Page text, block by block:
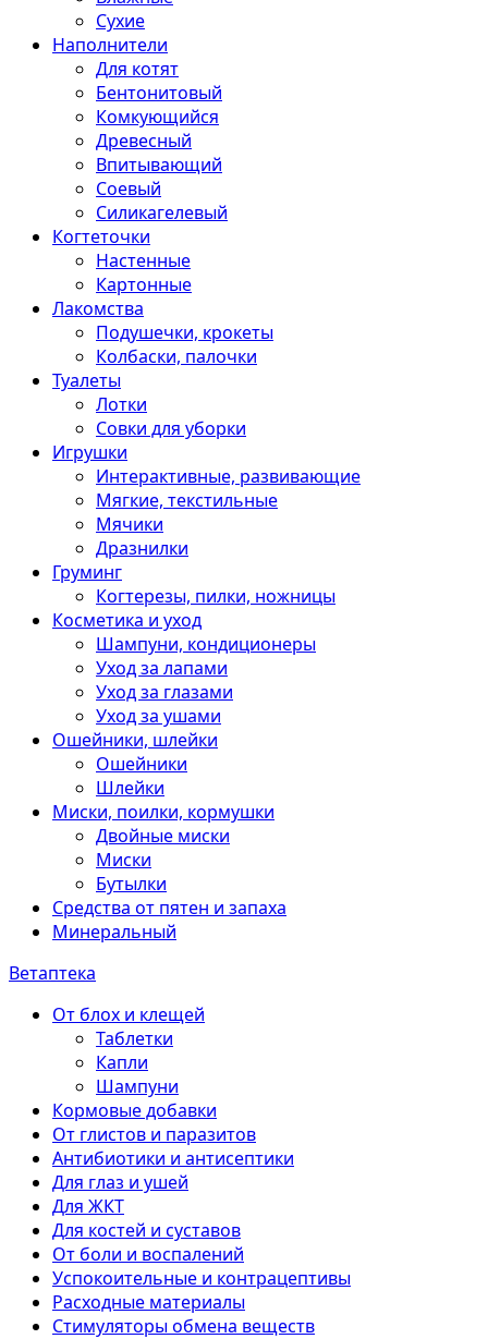
Сухие
Наполнители
Для котят
Бентонитовый
Комкующийся
Древесный
Впитывающий
Соевый
Силикагелевый
Когтеточки
Настенные
Картонные
Лакомства
Подушечки, крокеты
Колбаски, палочки
Туалеты
Лотки
Совки для уборки
Игрушки
Интерактивные, развивающие
Мягкие, текстильные
Мячики
Дразнилки
Груминг
Когтерезы, пилки, ножницы
Косметика и уход
Шампуни, кондиционеры
Уход за лапами
Уход за глазами
Уход за ушами
Ошейники, шлейки
Ошейники
Шлейки
Миски, поилки, кормушки
Двойные миски
Миски
Бутылки
Средства от пятен и запаха
Минеральный
Ветаптека
От блох и клещей
Таблетки
Капли
Шампуни
Кормовые добавки
От глистов и паразитов
Антибиотики и антисептики
Для глаз и ушей
Для ЖКТ
Для костей и суставов
От боли и воспалений
Успокоительные и контрацептивы
Расходные материалы
Стимуляторы обмена веществ